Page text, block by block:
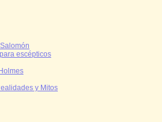
escépticos
y Mitos